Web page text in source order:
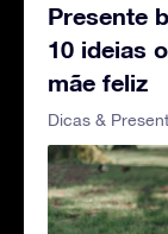
Presente
10 ideias
mãe feliz
Dicas &